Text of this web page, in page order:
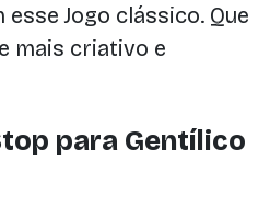
Jogo clássico. Que
mais criativo e
para Gentílico